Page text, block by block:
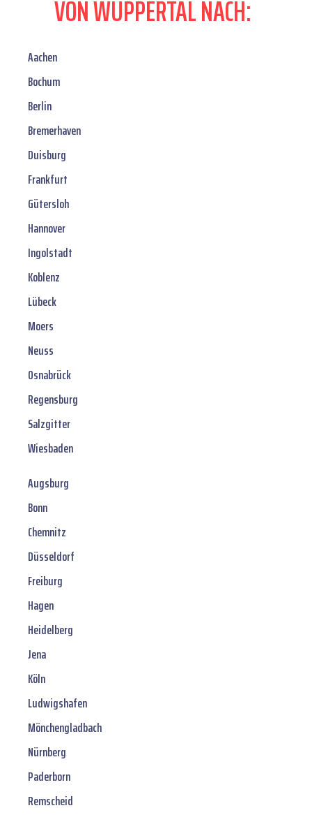
VON WUPPERTAL NACH:
Aachen
Bochum
Berlin
Bremerhaven
Duisburg
Frankfurt
Gütersloh
Hannover
Ingolstadt
Koblenz
Lübeck
Moers
Neuss
Osnabrück
Regensburg
Salzgitter
Wiesbaden
Augsburg
Bonn
Chemnitz
Düsseldorf
Freiburg
Hagen
Heidelberg
Jena
Köln
Ludwigshafen
Mönchengladbach
Nürnberg
Paderborn
Remscheid